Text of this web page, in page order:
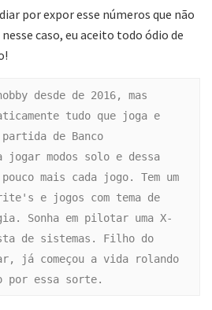
por expor esse números que não
caso, eu aceito todo ódio de
desde de 2016, mas
tudo que joga e
de Banco
modos solo e dessa
mais cada jogo. Tem um
e jogos com tema de
Sonha em pilotar uma X-
de sistemas. Filho do
já começou a vida rolando
por essa sorte.